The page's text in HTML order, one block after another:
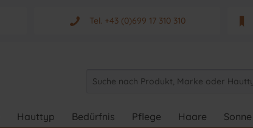
Tel. +43 (0)699 17 310 310
Hauttyp Bedürfnis Pflege Haare Sonne